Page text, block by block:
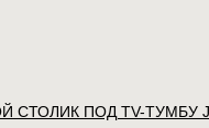
СТОЛИК ПОД TV-ТУМБУ